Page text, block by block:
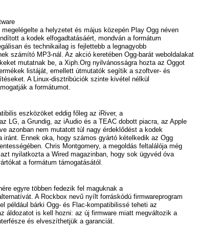
megelégelte a helyzetet és május közepén Play Ogg néven
a kodek elfogadtatásáért, mondván a formátum
és technikailag is fejlettebb a legnagyobb
számító MP3-nál. Az akció keretében Ogg-barát weboldalakat
mutatnak be, a Xiph.Org nyilvánosságra hozta az Oggot
listáját, emellett útmutatók segítik a szoftver- és
A Linux-disztribúciók szinte kivétel nélkül
a formátumot.
eszközöket eddig főleg az iRiver, a
LG, a Grundig, az iAudio és a TEAC dobott piacra, az Apple
azonban nem mutatott túl nagy érdeklődést a kodek
iránt. Ennek oka, hogy számos gyártó kételkedik az Ogg
Chris Montgomery, a megoldás feltalálója még
nyilatkozta a Wired magazinban, hogy sok ügyvéd óva
a formátum támogatásától.
egyre többen fedezik fel maguknak a
A Rockbox nevű nyílt forráskódú firmwareprogram
például bárki Ogg- és Flac-kompatibilissé teheti az
áldozatot is kell hozni: az új firmware miatt megváltozik a
és elveszíthetjük a garanciát.